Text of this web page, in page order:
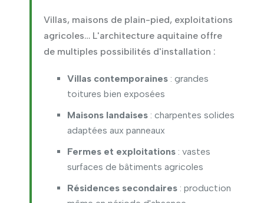
Villas, maisons de plain-pied, exploitations
agricoles… L'architecture aquitaine offre
de multiples possibilités d'installation :
Villas contemporaines : grandes
toitures bien exposées
Maisons landaises : charpentes solides
adaptées aux panneaux
Fermes et exploitations : vastes
surfaces de bâtiments agricoles
Résidences secondaires : production